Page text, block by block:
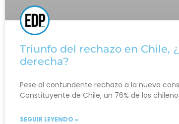
Triunfo del rechazo en Chile,
derecha?
Pese al contundente rechazo a la nueva
Constituyente de Chile, un 76% de los
SEGUIR LEYENDO »